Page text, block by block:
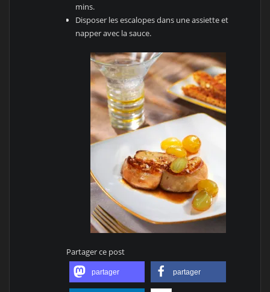
mins.
Disposer les escalopes dans une assiette et
napper avec la sauce.
Partager ce post
partager partager